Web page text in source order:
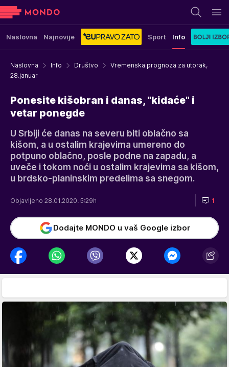
Naslovna Najnovije Sport Info
Naslovna Info Društvo
Vremenska prognoza za utorak,
28.januar
Ponesite kišobran i danas, "kidaće" i
vetar ponegde
U Srbiji će danas na severu biti oblačno sa
kišom, a u ostalim krajevima umereno do
potpuno oblačno, posle podne na zapadu, a
uveče i tokom noći u ostalim krajevima sa kišom,
u brdsko-planinskim predelima sa snegom.
Objavljeno 28.01.2020. 5:29h 1
Dodajte MONDO u vaš Google izbor